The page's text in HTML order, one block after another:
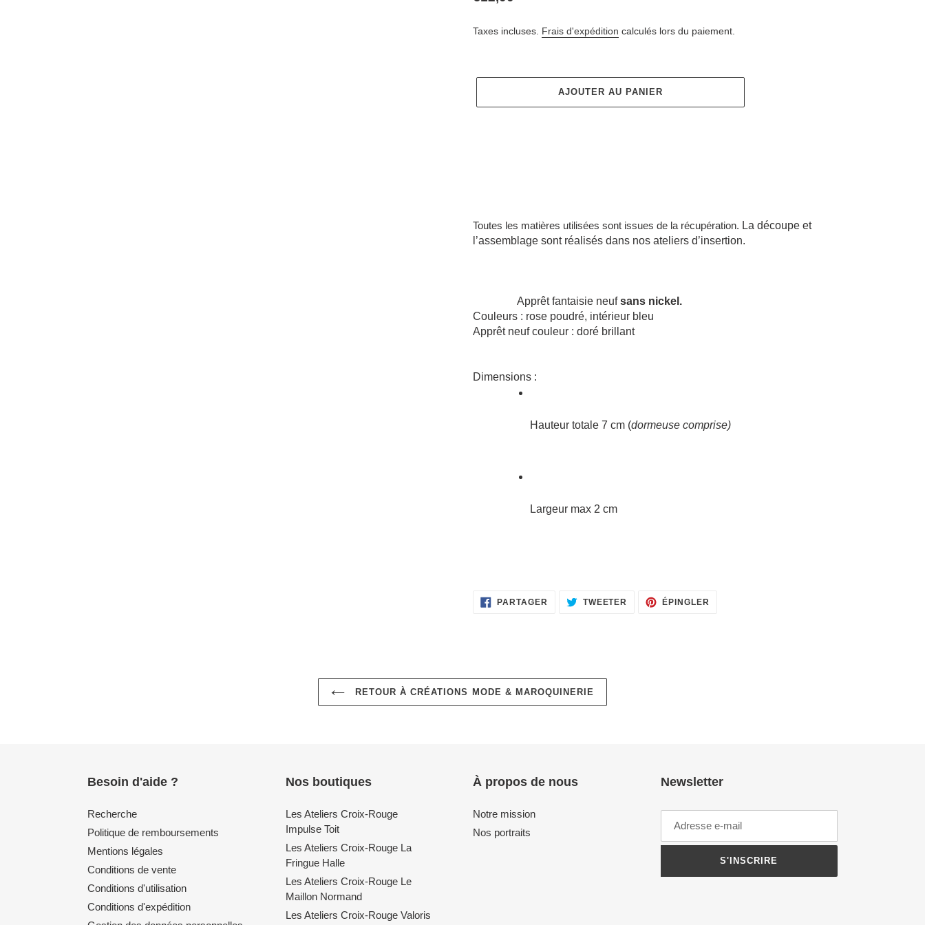
Taxes incluses. Frais d'expédition calculés lors du paiement.
AJOUTER AU PANIER
produit
à
Toutes les matières utilisées sont issues de la récupération. La découpe et
l’assemblage sont réalisés dans nos ateliers d’insertion.
                Apprêt fantaisie neuf
sans nickel.
Couleurs : rose poudré, intérieur bleu
Apprêt neuf couleur : doré brillant
Dimensions :
Hauteur totale 7 cm (dormeuse comprise)
Largeur max 2 cm
PARTAGER PARTAGER
SUR
TWEETER TWEETER
SUR
ÉPINGLER
RETOUR À CRÉATIONS MODE & MAROQUINERIE
Besoin d'aide ?
Recherche
Politique de remboursements
Mentions légales
Conditions de vente
Conditions d'utilisation
Conditions d'expédition
Nos boutiques
Les Ateliers Croix-Rouge
Impulse Toit
Les Ateliers Croix-Rouge La
Fringue Halle
Les Ateliers Croix-Rouge Le
Maillon Normand
Les Ateliers Croix-Rouge Valoris
À propos de nous
Notre mission
Nos portraits
Newsletter
S'INSCRIRE